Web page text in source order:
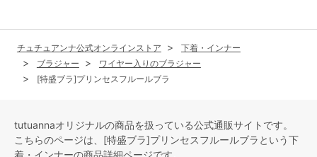
チュチュアンナ公式オンラインストア
下着・インナー
ブラジャー
ワイヤー入りのブラジャー
[特盛ブラ]プリンセスフルールブラ
tutuannaオリジナルの商品を扱っている公式通販サイトです。
こちらのページは、[特盛ブラ]プリンセスフルールブラという下
着・インナーの商品詳細ページです。